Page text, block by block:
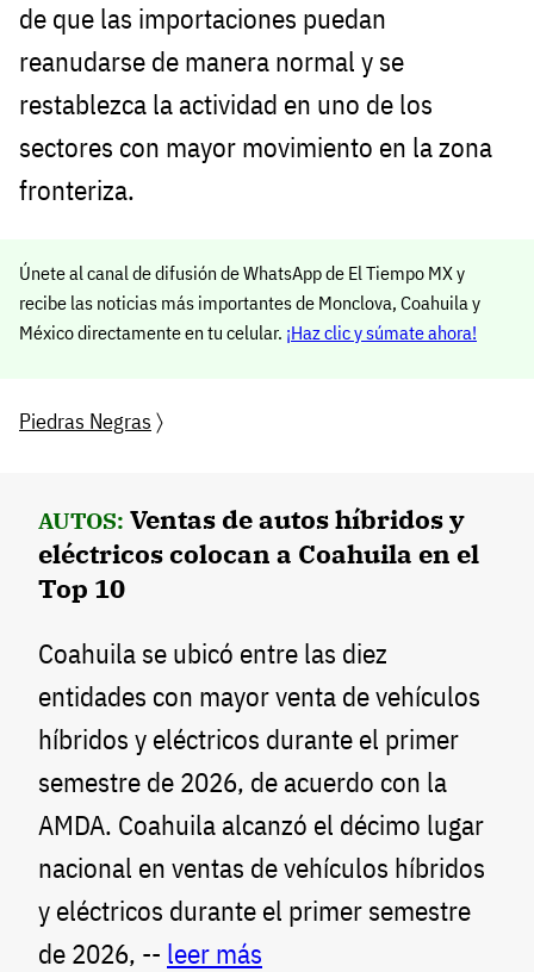
de que las importaciones puedan
reanudarse de manera normal y se
restablezca la actividad en uno de los
sectores con mayor movimiento en la zona
fronteriza.
Únete al canal de difusión de WhatsApp de El Tiempo MX y
recibe las noticias más importantes de Monclova, Coahuila y
México directamente en tu celular. ¡Haz clic y súmate ahora!
Piedras Negras 〉
AUTOS: Ventas de autos híbridos y
eléctricos colocan a Coahuila en el
Top 10
Coahuila se ubicó entre las diez
entidades con mayor venta de vehículos
híbridos y eléctricos durante el primer
semestre de 2026, de acuerdo con la
AMDA. Coahuila alcanzó el décimo lugar
nacional en ventas de vehículos híbridos
y eléctricos durante el primer semestre
de 2026, -- leer más